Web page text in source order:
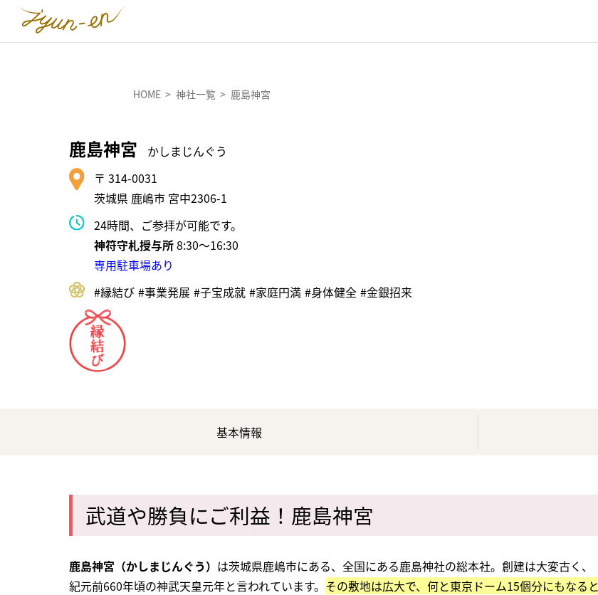
HOME 神社一覧 鹿島神宮
鹿島神宮
かしまじんぐう
〒 314-0031
茨城県 鹿嶋市 宮中2306-1
24時間、ご参拝が可能です。
神符守札授与所8:30～16:30
専用駐車場あり
#縁結び #事業発展 #⼦宝成就 #家庭円満 #⾝体健全 #⾦銀招来
基本情報
武道や勝負にご利益！鹿島神宮
鹿島神宮（かしまじんぐう） は茨城県鹿嶋市にある、全国にある鹿島神社の総本社。創建は大変古く、
紀元前660年頃の神武天皇元年と言われています。 その敷地は広大で、何と東京ドーム15個分にもなると